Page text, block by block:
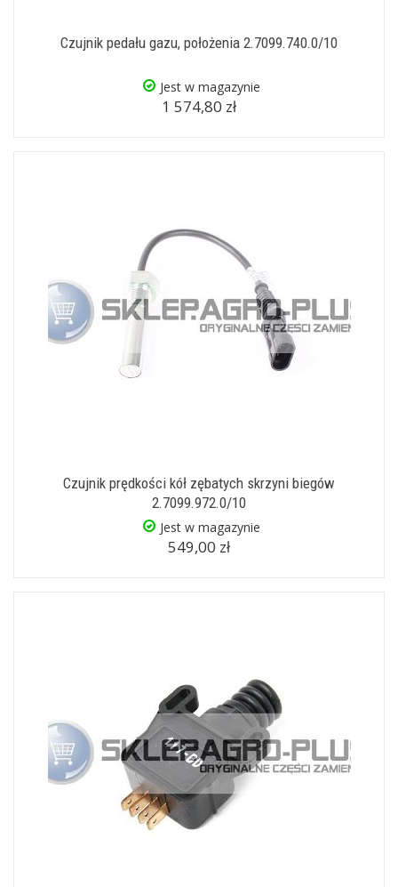
Czujnik pedału gazu, położenia 2.7099.740.0/10
Jest w magazynie
1 574,80 zł
Czujnik prędkości kół zębatych skrzyni biegów
2.7099.972.0/10
Jest w magazynie
549,00 zł